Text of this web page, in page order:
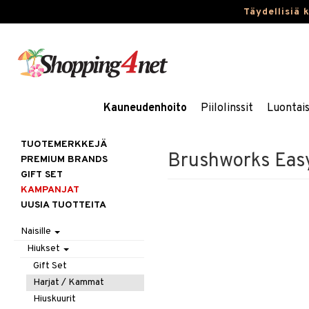
Täydellisiä
Kauneudenhoito Piilolinssit
Brushworks
TUOTEMERKKEJÄ
PREMIUM BRANDS
GIFT SET
KAMPANJAT
UUSIA TUOTTEITA
Naisille
Hiukset
Gift Set
Harjat / Kammat
Hiuskuurit